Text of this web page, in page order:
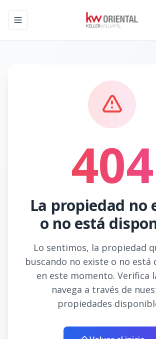
Toggle navigation menu
404
La propiedad no
o no está
Lo sentimos, la propiedad
buscando no existe o no está
en este momento. Verifica
navega a través de
propiedades